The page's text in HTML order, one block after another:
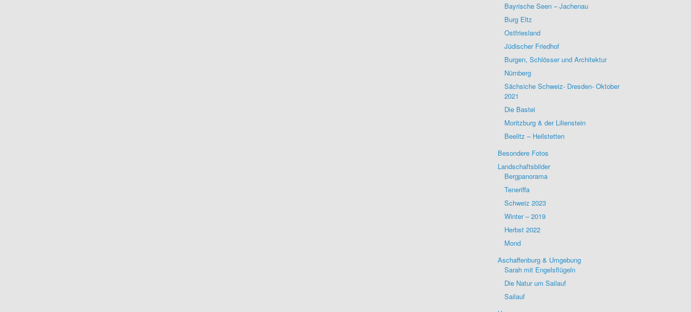
Bayrische Seen – Jachenau
Burg Eltz
Ostfriesland
Jüdischer Friedhof
Burgen, Schlösser und Architektur
Nürnberg
Sächsiche Schweiz- Dresden- Oktober
2021
Die Bastei
Moritzburg & der Lilienstein
Beelitz – Heilstetten
Besondere Fotos
Landschaftsbilder
Bergpanorama
Teneriffa
Schweiz 2023
Winter – 2019
Herbst 2022
Mond
Aschaffenburg & Umgebung
Sarah mit Engelsflügeln
Die Natur um Sailauf
Sailauf